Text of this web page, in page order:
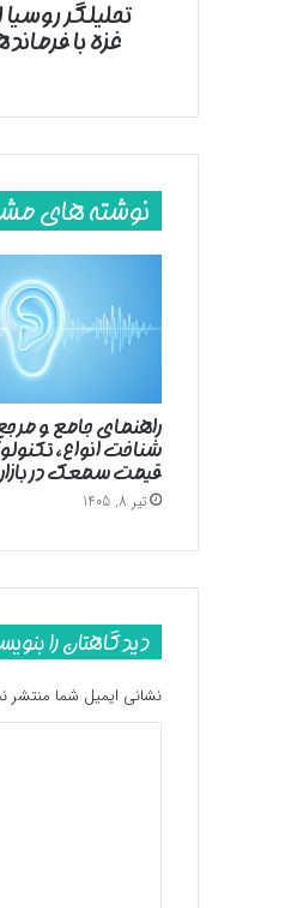
فرماندهی
خورد
تحلیلگر
غزه با
نوشته های
راهنمای جامع و
شناخت انواع،
قیمت سمعک در بازار
تیر 8, 1405
دیدگاهتان را
نشانی ایمیل شما منتشر